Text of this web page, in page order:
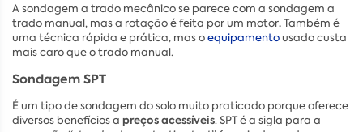
A sondagem a trado mecânico se parece com a sondagem a
trado manual, mas a rotação é feita por um motor.Também é
uma técnica rápida e prática, mas oequipamentousado custa
mais caro que o trado manual.
Sondagem SPT
É um tipo de sondagem do solo muito praticado porque oferece
diversos benefícios a preços acessíveis. SPT é a sigla para a